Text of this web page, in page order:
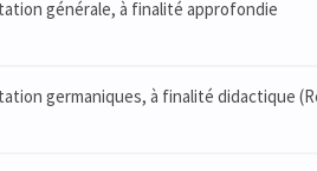
générale, à finalité approfondie
germaniques, à finalité didactique